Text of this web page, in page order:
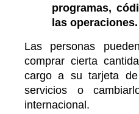
programas,
las operaciones.
Las personas
comprar cierta
cargo a su tarjeta
servicios o
internacional.